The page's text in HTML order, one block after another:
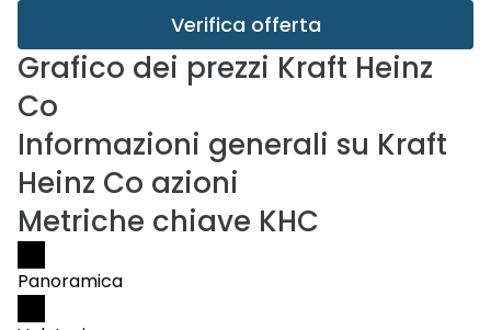
Verifica offerta
Grafico dei prezzi Kraft Heinz
Co
Informazioni generali su Kraft
Heinz Co azioni
Metriche chiave KHC
Panoramica